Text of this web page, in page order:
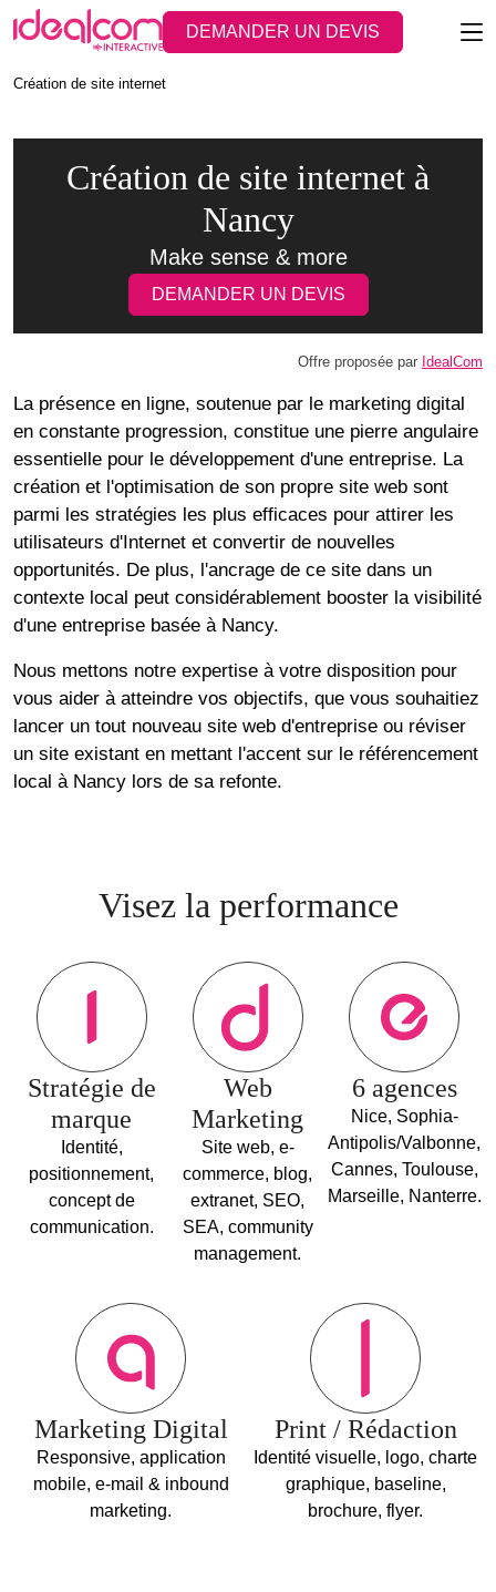
DEMANDER UN DEVIS
Création de site internet
Création de site internet à
Nancy
Make sense & more
DEMANDER UN DEVIS
Offre proposée par IdealCom
La présence en ligne, soutenue par le marketing digital
en constante progression, constitue une pierre angulaire
essentielle pour le développement d'une entreprise. La
création et l'optimisation de son propre site web sont
parmi les stratégies les plus efficaces pour attirer les
utilisateurs d'Internet et convertir de nouvelles
opportunités. De plus, l'ancrage de ce site dans un
contexte local peut considérablement booster la visibilité
d'une entreprise basée à Nancy.
Nous mettons notre expertise à votre disposition pour
vous aider à atteindre vos objectifs, que vous souhaitiez
lancer un tout nouveau site web d'entreprise ou réviser
un site existant en mettant l'accent sur le référencement
local à Nancy lors de sa refonte.
Visez la performance
Stratégie de
marque
Identité,
positionnement,
concept de
communication.
Web
Marketing
Site web, e-
commerce, blog,
extranet, SEO,
SEA, community
management.
6 agences
Nice, Sophia-
Antipolis/Valbonne,
Cannes, Toulouse,
Marseille, Nanterre.
Marketing Digital
Responsive, application
mobile, e-mail & inbound
marketing.
Print / Rédaction
Identité visuelle, logo, charte
graphique, baseline,
brochure, flyer.